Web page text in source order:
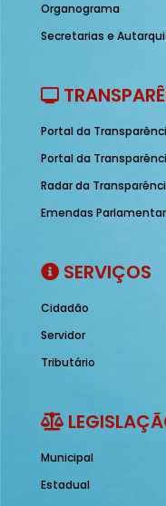
Organograma
Secretarias e
Portal da
Portal da
Radar da
Emendas
SERVIÇOS
Cidadão
Servidor
Tributário
Municipal
Estadual